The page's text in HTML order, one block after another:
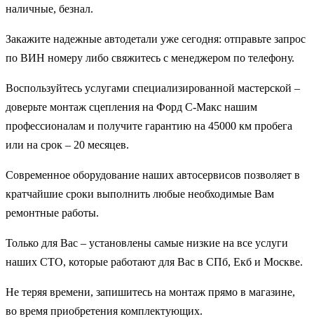
наличные, безнал.
Закажите надежные автодетали уже сегодня: отправьте запрос
по ВИН номеру либо свяжитесь с менеджером по телефону.
Воспользуйтесь услугами специализированной мастерской –
доверьте монтаж сцепления на Форд С-Макс нашим
профессионалам и получите гарантию на 45000 км пробега
или на срок – 20 месяцев.
Современное оборудование наших автосервисов позволяет в
кратчайшие сроки выполнить любые необходимые Вам
ремонтные работы.
Только для Вас – установлены самые низкие на все услуги
наших СТО, которые работают для Вас в СПб, Екб и Москве.
Не теряя времени, запишитесь на монтаж прямо в магазине,
во время приобретения комплектующих.